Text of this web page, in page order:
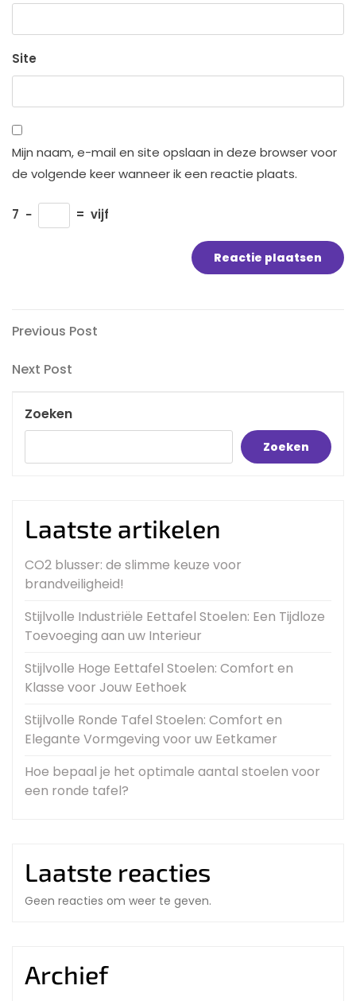
Site
Mijn naam, e-mail en site opslaan in deze browser voor
de volgende keer wanneer ik een reactie plaats.
7 − = vijf
Bericht
navigatie
Previous
Previous Post
Next
Next Post
Zoeken
Zoeken
Laatste artikelen
CO2 blusser: de slimme keuze voor
brandveiligheid!
Stijlvolle Industriële Eettafel Stoelen: Een Tijdloze
Toevoeging aan uw Interieur
Stijlvolle Hoge Eettafel Stoelen: Comfort en
Klasse voor Jouw Eethoek
Stijlvolle Ronde Tafel Stoelen: Comfort en
Elegante Vormgeving voor uw Eetkamer
Hoe bepaal je het optimale aantal stoelen voor
een ronde tafel?
Laatste reacties
Geen reacties om weer te geven.
Archief